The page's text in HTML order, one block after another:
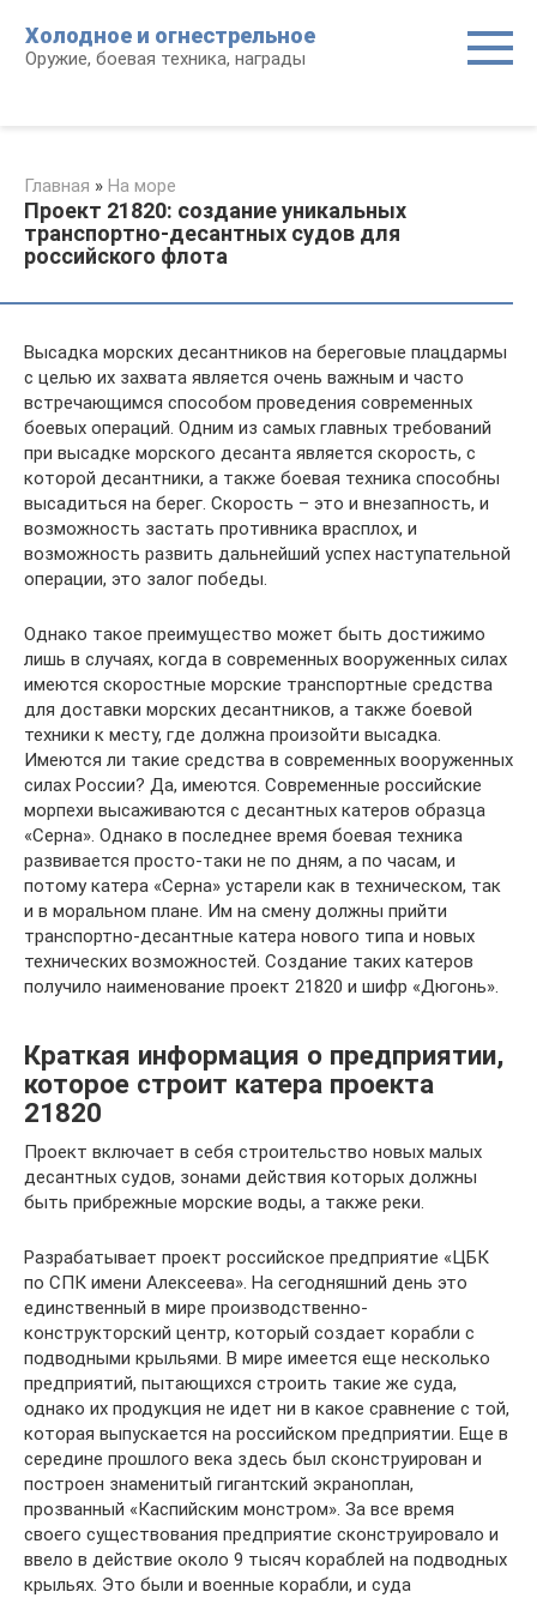
контенту
Холодное и огнестрельное
Оружие, боевая техника, награды
Главная » На море
Проект 21820: создание уникальных
транспортно-десантных судов для
российского флота
Высадка морских десантников на береговые плацдармы
с целью их захвата является очень важным и часто
встречающимся способом проведения современных
боевых операций. Одним из самых главных требований
при высадке морского десанта является скорость, с
которой десантники, а также боевая техника способны
высадиться на берег. Скорость – это и внезапность, и
возможность застать противника врасплох, и
возможность развить дальнейший успех наступательной
операции, это залог победы.
Однако такое преимущество может быть достижимо
лишь в случаях, когда в современных вооруженных силах
имеются скоростные морские транспортные средства
для доставки морских десантников, а также боевой
техники к месту, где должна произойти высадка.
Имеются ли такие средства в современных вооруженных
силах России? Да, имеются. Современные российские
морпехи высаживаются с десантных катеров образца
«Серна». Однако в последнее время боевая техника
развивается просто-таки не по дням, а по часам, и
потому катера «Серна» устарели как в техническом, так
и в моральном плане. Им на смену должны прийти
транспортно-десантные катера нового типа и новых
технических возможностей. Создание таких катеров
получило наименование проект 21820 и шифр «Дюгонь».
Краткая информация о предприятии,
которое строит катера проекта
21820
Проект включает в себя строительство новых малых
десантных судов, зонами действия которых должны
быть прибрежные морские воды, а также реки.
Разрабатывает проект российское предприятие «ЦБК
по СПК имени Алексеева». На сегодняшний день это
единственный в мире производственно-
конструкторский центр, который создает корабли с
подводными крыльями. В мире имеется еще несколько
предприятий, пытающихся строить такие же суда,
однако их продукция не идет ни в какое сравнение с той,
которая выпускается на российском предприятии. Еще в
середине прошлого века здесь был сконструирован и
построен знаменитый гигантский экраноплан,
прозванный «Каспийским монстром». За все время
своего существования предприятие сконструировало и
ввело в действие около 9 тысяч кораблей на подводных
крыльях. Это были и военные корабли, и суда